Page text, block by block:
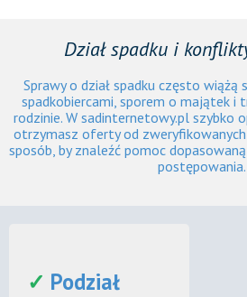
Dział spadku i
Sprawy o dział spadku często wiążą
spadkobiercami, sporem o majątek i
rodzinie. W sadinternetowy.pl szybko
otrzymasz oferty od
sposób, by znaleźć pomoc
postępowania.
✓ Podział